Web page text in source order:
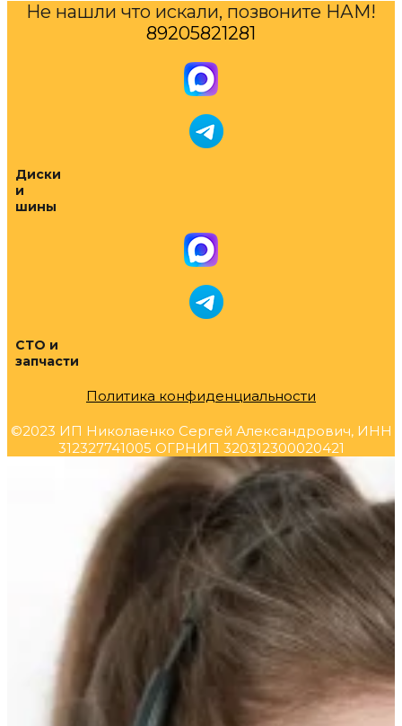
Не нашли что искали, позвоните НАМ!
89205821281
Диски
и
шины
СТО и
запчасти
Политика конфиденциальности
©2023 ИП Николаенко Сергей Александрович, ИНН
312327741005 ОГРНИП 320312300020421